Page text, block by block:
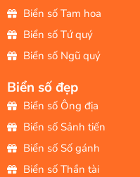
Biển số Tam hoa
Biển số Tứ quý
Biển số Ngũ quý
Biển số đẹp
Biển số Ông địa
Biển số Sảnh tiến
Biển số Số gánh
Biển số Thần tài